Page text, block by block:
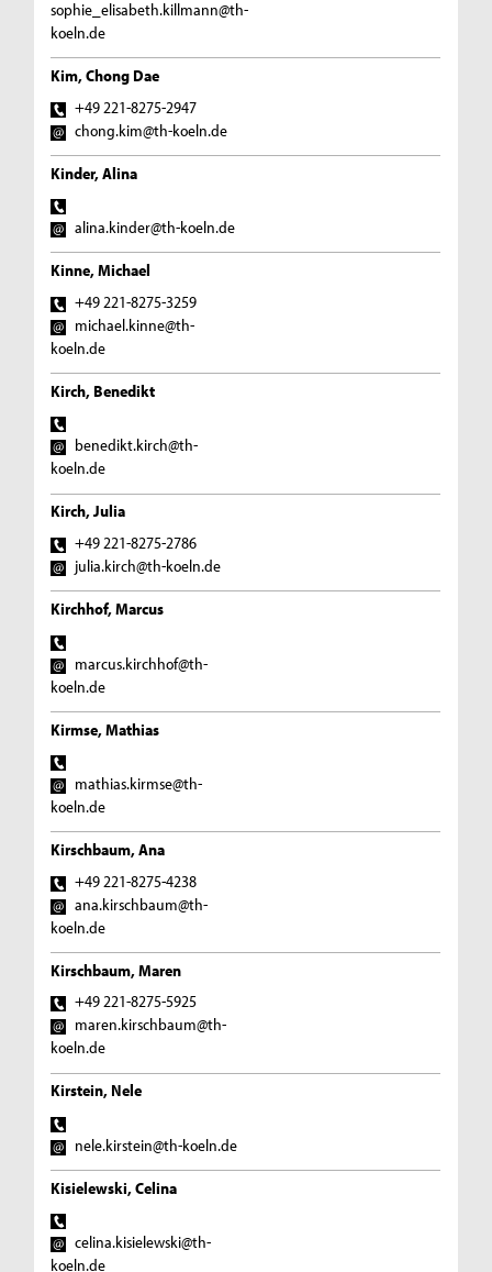
sophie_elisabeth.killmann@th-
koeln.de
Kim, Chong Dae
+49 221-8275-2947
chong.kim@th-koeln.de
Kinder, Alina
alina.kinder@th-koeln.de
Kinne, Michael
+49 221-8275-3259
michael.kinne@th-
koeln.de
Kirch, Benedikt
benedikt.kirch@th-
koeln.de
Kirch, Julia
+49 221-8275-2786
julia.kirch@th-koeln.de
Kirchhof, Marcus
marcus.kirchhof@th-
koeln.de
Kirmse, Mathias
mathias.kirmse@th-
koeln.de
Kirschbaum, Ana
+49 221-8275-4238
ana.kirschbaum@th-
koeln.de
Kirschbaum, Maren
+49 221-8275-5925
maren.kirschbaum@th-
koeln.de
Kirstein, Nele
nele.kirstein@th-koeln.de
Kisielewski, Celina
celina.kisielewski@th-
koeln.de